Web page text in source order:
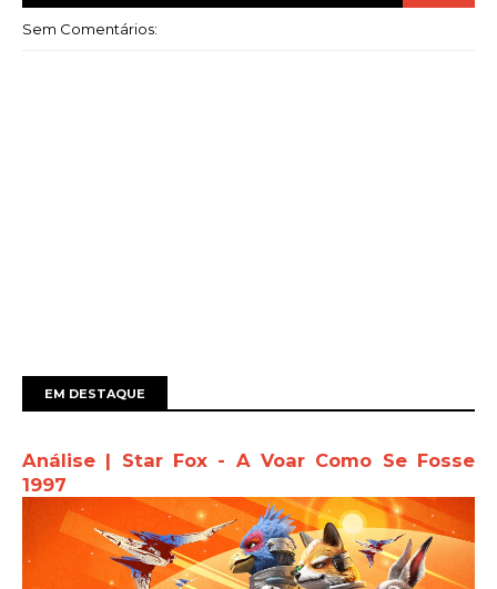
Sem Comentários:
EM DESTAQUE
Análise | Star Fox - A Voar Como Se Fosse
1997